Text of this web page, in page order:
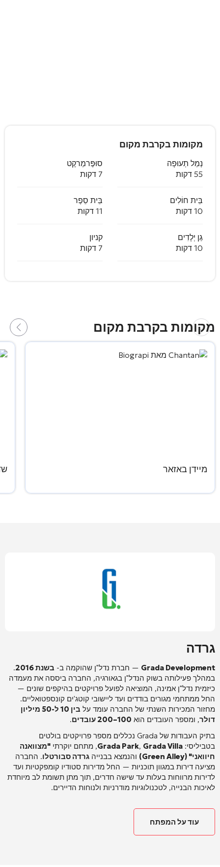
מקומות בקרבת מקום
נְמַל תְעוּפָה
55 דקות
סוּפֶּרמַרקֶט
7 דקות
בֵּית חוֹלִים
10 דקות
בֵּית סֵפֶר
11 דקות
גַן יְלָדִים
10 דקות
קניון
7 דקות
מקומות בקרבת מקום
מיידן באזאר
גרדה
Grada Development — חברת נדל"ן שהוקמה ב- בשנת 2016
.
במהלך פעילותה בשוק הנדל"ן בגאורגיה, החברה ביססה את מעמדה
כיזמית נדל"ן אמינה, המוציאה לפועל פרויקטים בהיקפים שונים —
החל ממתחמי מגורים בודדים ועד ליישובי קוטג'ים קונספטואליים.
מחזור המכירות השנתי של החברה עומד על
בין 10 ל-50 מיליון
דולר, ומספר העובדים הוא 100–200 עובדים
.
בתיק העבודות של Grada נכללים מספר פרויקטים בולטים
בטביליסי:
Grada Park, Grada Villa , מתחם יוקרתי "מצוואנה
חיוואני" (Green Alley)
והנמצא בבנייה גרדה סבורטלו. החברה
מציעה דירות במגוון תוכניות — החל מדירות סטודיו קומפקטיות ועד
לדירות מרווחות בעלות עד שישה חדרים, תוך מתן תשומת לב מיוחדת
לאיכות הבנייה, לטכנולוגיות מודרניות ולנוחות הדיירים.
עוד על המפתח